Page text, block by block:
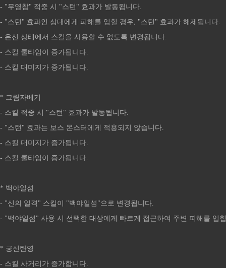
- "무영참" 적중 시 "스턴" 효과가 발동됩니다.
- "스턴" 효과인 상대에게 피해를 입힐 경우, "스턴" 효과가 해제됩니다.
- 은신 상태에서 스킬을 사용할 수 없도록 변경됩니다.
- 스킬 쿨타임이 증가됩니다.
- 스킬 대미지가 증가됩니다.
* 그림자베기
- 스킬 적중 시 "스턴" 효과가 발동됩니다.
- "스턴" 효과는 보스 몬스터에게 적용되지 않습니다.
- 스킬 대미지가 증가됩니다.
- 스킬 쿨타임이 증가됩니다.
* 백야일섬
- "신의 일격" 스킬이 "백야일섬"으로 변경됩니다.
- "백야일섬" 사용 시 선택한 대상에게 빠르게 접근하여 주변 피해를 입
* 궁신탄영
- 스킬 사거리가 증가합니다.